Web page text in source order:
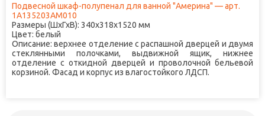
Подвесной шкаф-полупенал для ванной "Америна" — арт.
1A135203AM010
Размеры (ШхГхВ): 340x318x1520 мм
Цвет: белый
Описание: верхнее отделение с распашной дверцей и двумя
стеклянными полочками, выдвижной ящик, нижнее
отделение с откидной дверцей и проволочной бельевой
корзиной. Фасад и корпус из влагостойкого ЛДСП.